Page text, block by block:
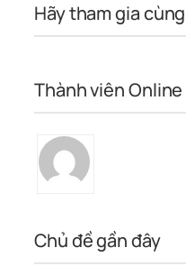
Hãy tham gia
Thành viên Online
Chủ đề gần đây